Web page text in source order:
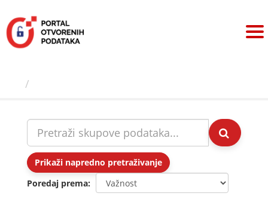
sadržaj
Prikaži napredno pretraživanje
Poredaj prema